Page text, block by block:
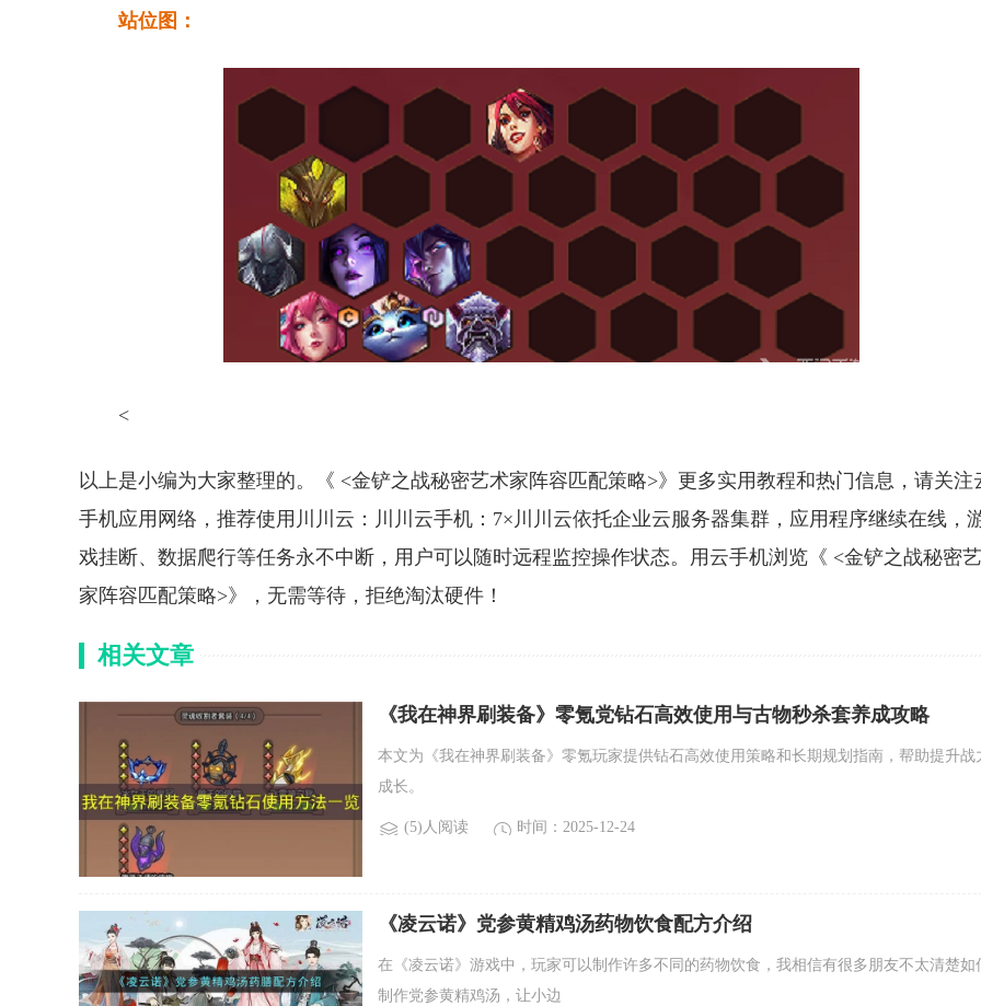
站位图：
<
以上是小编为大家整理的。《 <金铲之战秘密艺术家阵容匹配策略>》更多实用教程和热门信息，请关注
手机应用网络，推荐使用川川云：川川云手机：7×川川云依托企业云服务器集群，应用程序继续在线，
戏挂断、数据爬行等任务永不中断，用户可以随时远程监控操作状态。用云手机浏览《 <金铲之战秘密
家阵容匹配策略>》，无需等待，拒绝淘汰硬件！
相关文章
《我在神界刷装备》零氪党钻石高效使用与古物秒杀套养成攻略
本文为《我在神界刷装备》零氪玩家提供钻石高效使用策略和长期规划指南，帮助提升战
成长。
(5)人阅读 时间：2025-12-24
《凌云诺》党参黄精鸡汤药物饮食配方介绍
在《凌云诺》游戏中，玩家可以制作许多不同的药物饮食，我相信有很多朋友不太清楚如
制作党参黄精鸡汤，让小边